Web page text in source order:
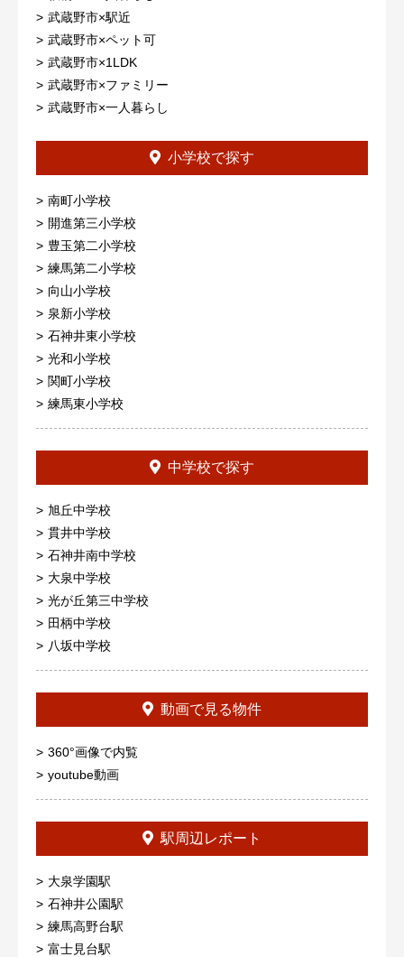
武蔵野市×駅近
武蔵野市×ペット可
武蔵野市×1LDK
武蔵野市×ファミリー
武蔵野市×一人暮らし
小学校で探す
南町小学校
開進第三小学校
豊玉第二小学校
練馬第二小学校
向山小学校
泉新小学校
石神井東小学校
光和小学校
関町小学校
練馬東小学校
中学校で探す
旭丘中学校
貫井中学校
石神井南中学校
大泉中学校
光が丘第三中学校
田柄中学校
八坂中学校
動画で見る物件
360°画像で内覧
youtube動画
駅周辺レポート
大泉学園駅
石神井公園駅
練馬高野台駅
富士見台駅